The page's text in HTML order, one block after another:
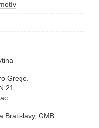
Grege.
fubmole fatiscit.
Bratislavy, GMB